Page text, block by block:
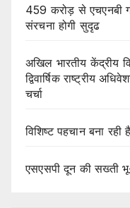
459 करोड़ से एचएनबी
संरचना होगी सुदृढ
अखिल भारतीय केंद्रीय
द्विवार्षिक राष्ट्रीय
चर्चा
विशिष्ट पहचान बना
एसएसपी दून की सख्ती